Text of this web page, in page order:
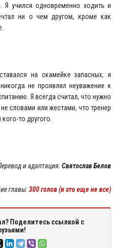
учился одновременно ходить и
ни о чем другом, кроме как
на скамейке запасных, я
не проявлял неуважение к
Я всегда считал, что нужно
словами или жестами, что тренер
то другого.
и адаптация:Святослав Белов
главы:300 голов (и это еще не все)
Поделитесь ссылкой с